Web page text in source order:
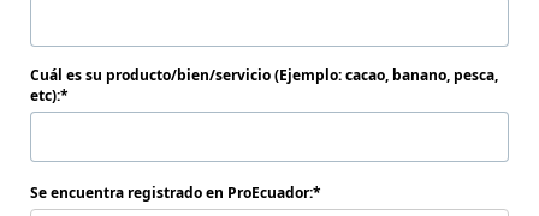
Cuál es su producto/bien/servicio (Ejemplo: cacao, banano, pesca,
etc):
Se encuentra registrado en ProEcuador: